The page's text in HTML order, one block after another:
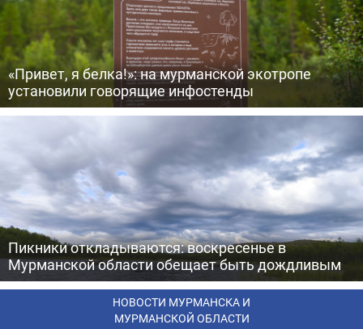
«Привет, я белка!»: на мурманской экотропе
установили говорящие инфостенды
Пикники откладываются: воскресенье в
Мурманской области обещает быть дождливым
НОВОСТИ МУРМАНСКА И
МУРМАНСКОЙ ОБЛАСТИ